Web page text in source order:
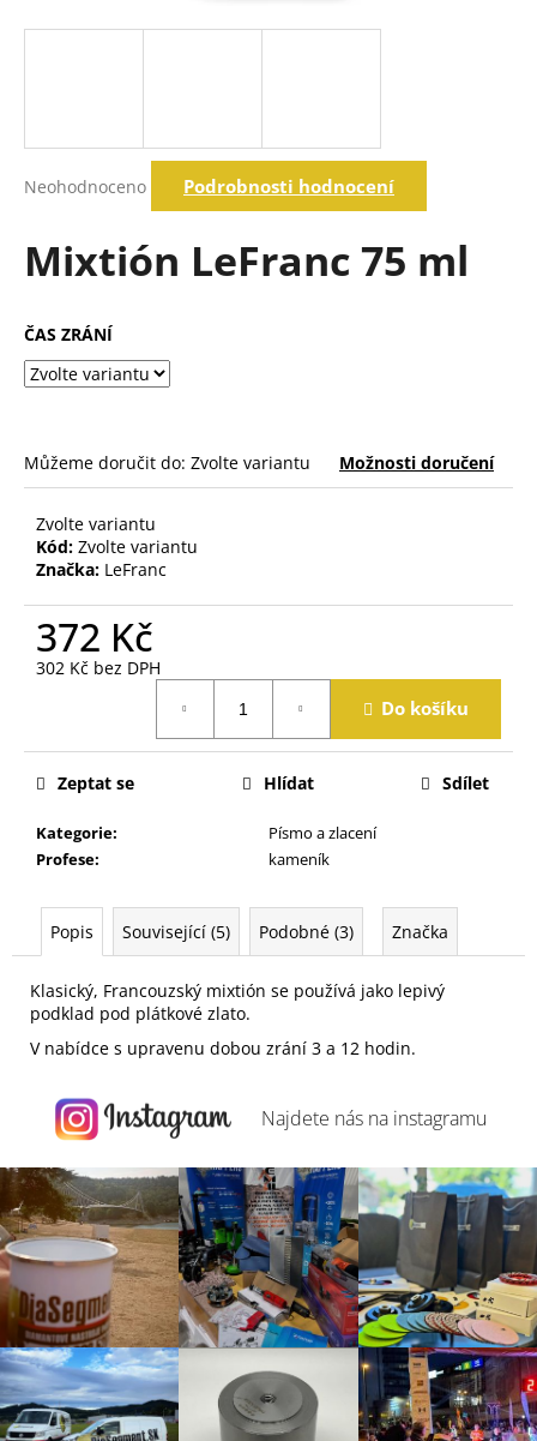
hodnocení
0,0
hvězdiček.
Neohodnoceno Podrobnosti hodnocení
Mixtión LeFranc 75 ml
ČAS ZRÁNÍ
Můžeme doručit do: Zvolte variantu Možnosti doručení
Zvolte variantu
Kód: Zvolte variantu
Značka: LeFranc
372 Kč
302 Kč bez DPH
Do košíku
Kategorie:
Písmo a zlacení
Profese: kameník
Zeptat se Hlídat Sdílet
Popis Související (5) Podobné (3) Značka
Klasický, Francouzský mixtión se používá jako lepivý
podklad pod plátkové zlato.
V nabídce s upravenu dobou zrání 3 a 12 hodin.
a
?
Hledat
D
o
p
u
č
u
e
m
e
Najdete nás na instagramu